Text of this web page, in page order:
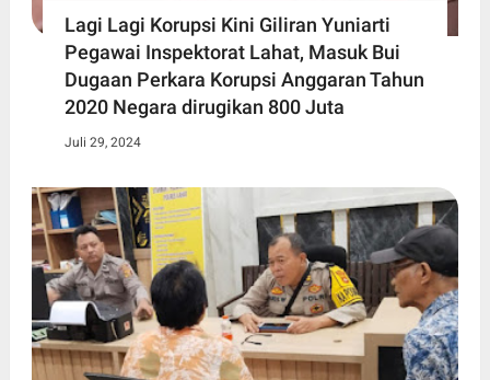
Lagi Lagi Korupsi Kini Giliran Yuniarti
Pegawai Inspektorat Lahat, Masuk Bui
Dugaan Perkara Korupsi Anggaran Tahun
2020 Negara dirugikan 800 Juta
Juli 29, 2024